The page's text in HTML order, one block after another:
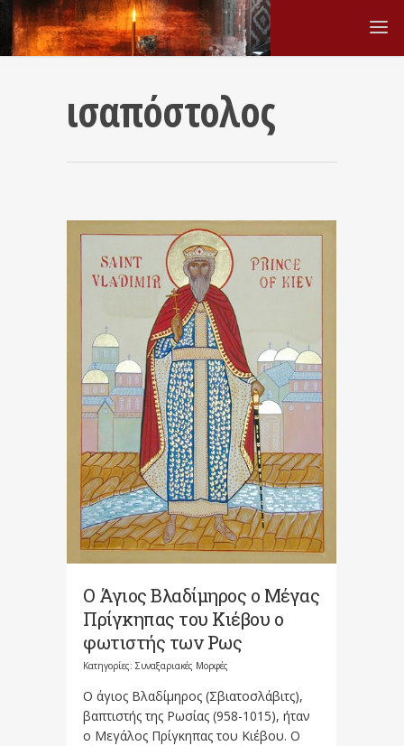
ισαπόστολος
Ο Άγιος Βλαδίμηρος ο Μέγας
Πρίγκηπας του Κιέβου ο
φωτιστής των Ρως
Κατηγορίες: Συναξαριακές Μορφές
Ο άγιος Βλαδίμηρος (Σβιατοσλάβιτς),
βαπτιστής της Ρωσίας (958-1015), ήταν
ο Μεγάλος Πρίγκηπας του Κιέβου. Ο